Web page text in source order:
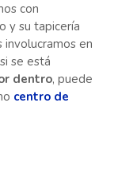
con
y su tapicería
involucramos en
se está
dentro, puede
centro de